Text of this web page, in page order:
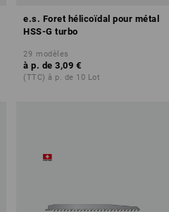
e.s. Foret hélicoïdal pour métal
HSS-G turbo
29 modèles
à p. de 3,09 €
(TTC) à p. de 10 Lot